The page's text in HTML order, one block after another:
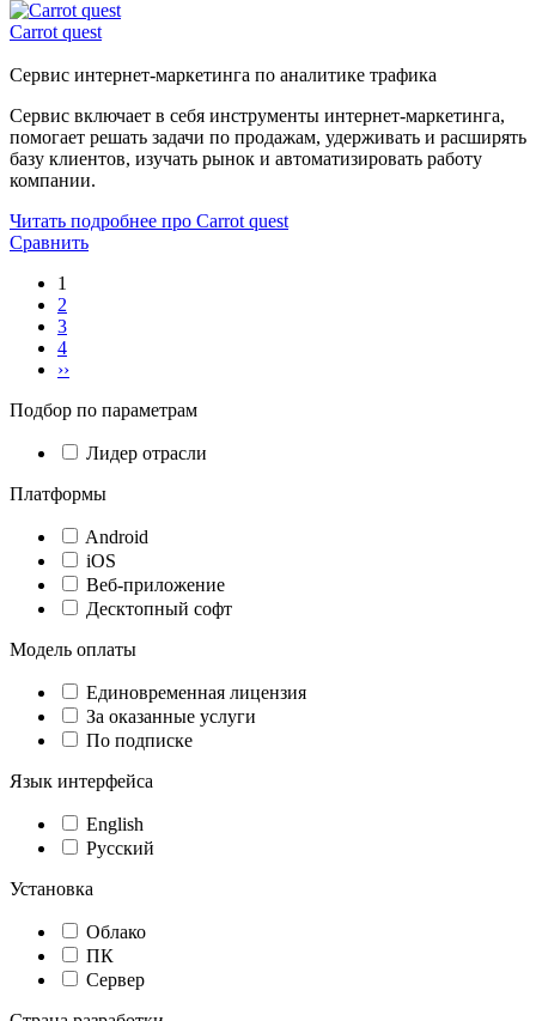
Carrot quest
Сервис интернет-маркетинга по аналитике трафика
Сервис включает в себя инструменты интернет-маркетинга,
помогает решать задачи по продажам, удерживать и расширять
базу клиентов, изучать рынок и автоматизировать работу
компании.
Читать подробнее про Carrot quest
Сравнить
1
2
3
4
››
Подбор по параметрам
Лидер отрасли
Платформы
Android
iOS
Веб-приложение
Десктопный софт
Модель оплаты
Единовременная лицензия
За оказанные услуги
По подписке
Язык интерфейса
English
Русский
Установка
Облако
ПК
Сервер